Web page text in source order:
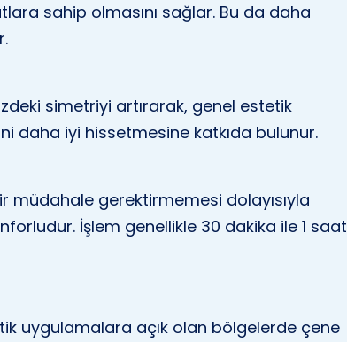
sahip olmasını sağlar. Bu da daha
simetriyi artırarak, genel estetik
daha iyi hissetmesine katkıda bulunur.
müdahale gerektirmemesi dolayısıyla
İşlem genellikle 30 dakika ile 1 saat
uygulamalara açık olan bölgelerde çene